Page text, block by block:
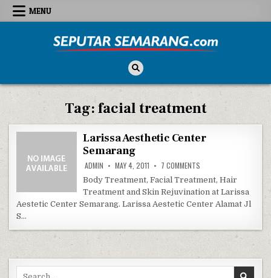
Skip to content
MENU
Tag:facial treatment
Larissa Aesthetic Center
Semarang
ADMIN MAY 4, 2011 7 COMMENTS
Body Treatment, Facial Treatment, Hair
Treatment and Skin Rejuvination at Larissa
Aestetic Center Semarang. Larissa Aestetic Center Alamat Jl
S…
Search for: